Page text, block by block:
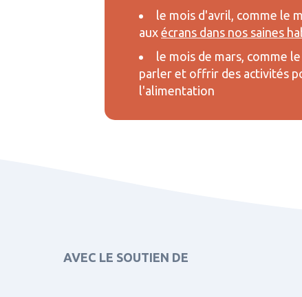
le mois d'avril, comme le
aux écrans dans nos saines
le mois de mars, comme
parler et offrir des activités
l'alimentation
AVEC LE SOUTIEN DE